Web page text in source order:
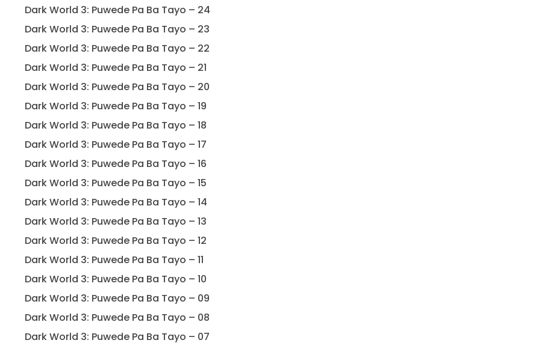
Dark World 3: Puwede Pa Ba Tayo – 24
Dark World 3: Puwede Pa Ba Tayo – 23
Dark World 3: Puwede Pa Ba Tayo – 22
Dark World 3: Puwede Pa Ba Tayo – 21
Dark World 3: Puwede Pa Ba Tayo – 20
Dark World 3: Puwede Pa Ba Tayo – 19
Dark World 3: Puwede Pa Ba Tayo – 18
Dark World 3: Puwede Pa Ba Tayo – 17
Dark World 3: Puwede Pa Ba Tayo – 16
Dark World 3: Puwede Pa Ba Tayo – 15
Dark World 3: Puwede Pa Ba Tayo – 14
Dark World 3: Puwede Pa Ba Tayo – 13
Dark World 3: Puwede Pa Ba Tayo – 12
Dark World 3: Puwede Pa Ba Tayo – 11
Dark World 3: Puwede Pa Ba Tayo – 10
Dark World 3: Puwede Pa Ba Tayo – 09
Dark World 3: Puwede Pa Ba Tayo – 08
Dark World 3: Puwede Pa Ba Tayo – 07